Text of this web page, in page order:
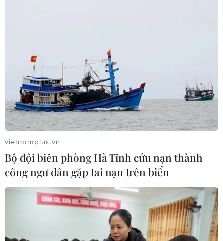
vietnamplus.vn
Bộ đội biên phòng Hà Tĩnh cứu nạn thành
công ngư dân gặp tai nạn trên biển